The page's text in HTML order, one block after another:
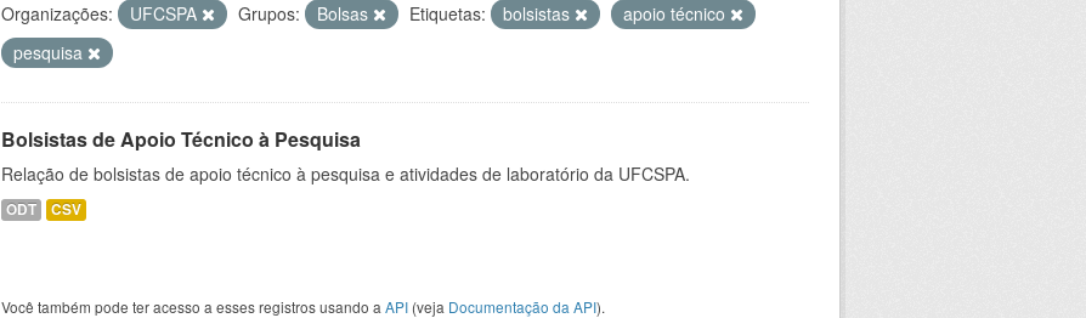
Organizações: UFCSPA Grupos: Bolsas Etiquetas: bolsistas
apoio técnico
pesquisa
Bolsistas de Apoio Técnico à Pesquisa
Relação de bolsistas de apoio técnico à pesquisa e atividades de laboratório da UFCSPA.
ODT CSV
Você também pode ter acesso a esses registros usando a API (veja Documentação da API).